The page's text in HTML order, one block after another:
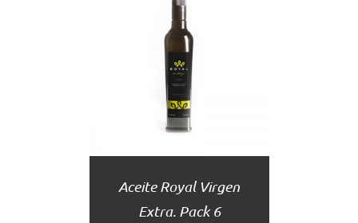
AÑADIR
AL
CARRITO
DETALLES
Aceite Royal Virgen
Extra. Pack 6